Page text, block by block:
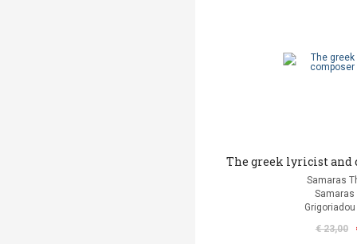
The greek lyricist and
Samaras
Samaras
€ 23,00